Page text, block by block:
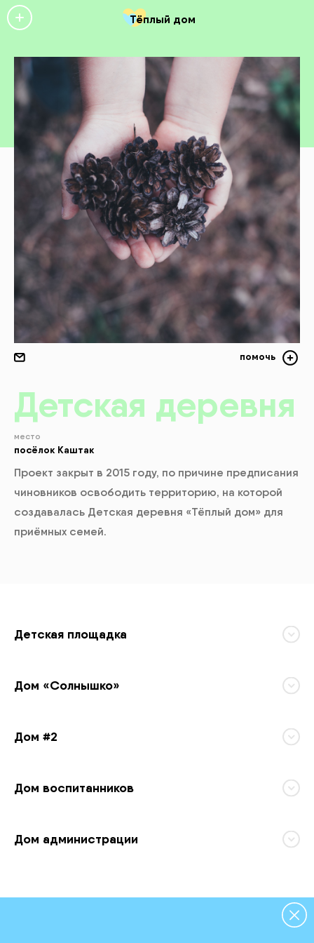
Тёплый дом
помочь
Детская деревня
место
посёлок Каштак
Проект закрыт в 2015 году, по причине предписания
чиновников освободить территорию, на которой
создавалась Детская деревня «Тёплый дом» для
приёмных семей.
Детская площадка
Дом «Солнышко»
Дом #2
Дом воспитанников
Дом администрации